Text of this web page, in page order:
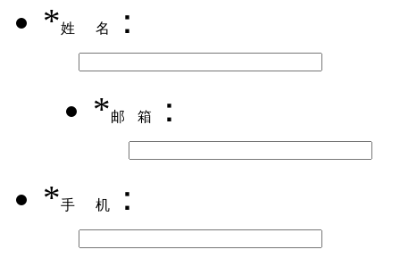
*姓名 ：
*邮箱 ：
*手机 ：